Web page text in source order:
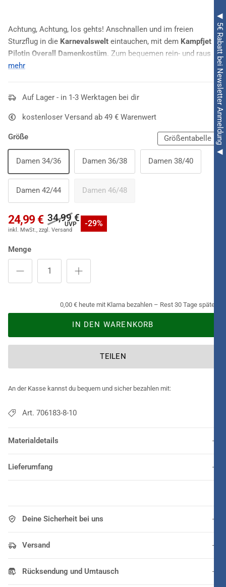
◀ 5€ Rabatt bei Newsletter Anmeldung ◀
Achtung, Achtung, los gehts! Anschnallen und im freien
Sturzflug in die Karnevalswelt eintauchen, mit dem Kampfjet
Pilotin Overall Damenkostüm. Zum bequemen rein- und raus
Schlüpfen gibt es einen
nächstenFaschings- oder Mottopartyordentlich den Kopf
verdrehen.
mehr
Auf Lager - in 1-3 Werktagen bei dir
kostenloser Versand ab 49 € Warenwert
Größe Größentabelle
Damen 34/36 Damen 36/38 Damen 38/40
Damen 42/44 Damen 46/48
24,99 € 34,99 € -29%
Menge
0,00 € heute mit Klarna bezahlen – Rest 30 Tage später.
IN DEN WARENKORB
TEILEN
An der Kasse kannst du bequem und sicher bezahlen mit:
Art. 706183-8-10
Materialdetails
Lieferumfang
Deine Sicherheit bei uns
Versand
Rücksendung und Umtausch